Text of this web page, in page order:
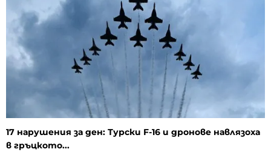
17 нарушения за ден: Турски F-16 и дронове навлязоха
в гръцкото...